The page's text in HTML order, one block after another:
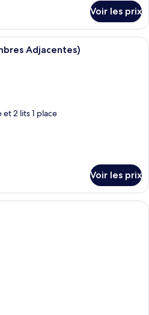
Voir les prix
Un lit double avec du linge de lit
Adjacentes)
2 lits 1 place
Voir les prix